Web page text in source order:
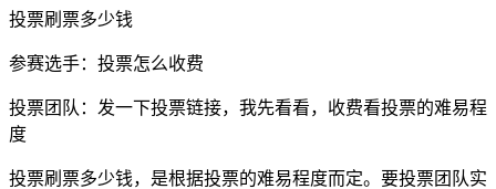
投票刷票多少钱
参赛选手：投票怎么收费
投票团队：发一下投票链接，我先看看，收费看投票的难易程
度
投票刷票多少钱，是根据投票的难易程度而定。要投票团队实